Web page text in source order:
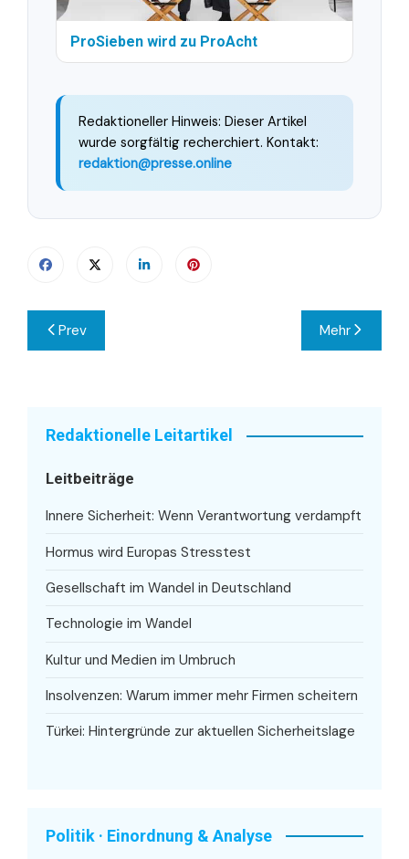
ProSieben wird zu ProAcht
Redaktioneller Hinweis: Dieser Artikel
wurde sorgfältig recherchiert. Kontakt:
redaktion@presse.online
Beitragsnavigation
Prev Mehr
Redaktionelle Leitartikel
Leitbeiträge
Innere Sicherheit: Wenn Verantwortung verdampft
Hormus wird Europas Stresstest
Gesellschaft im Wandel in Deutschland
Technologie im Wandel
Kultur und Medien im Umbruch
Insolvenzen: Warum immer mehr Firmen scheitern
Türkei: Hintergründe zur aktuellen Sicherheitslage
Politik · Einordnung & Analyse